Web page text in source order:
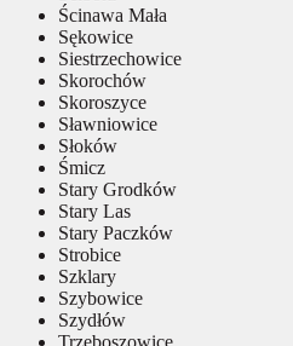
Ścinawa Mała
Sękowice
Siestrzechowice
Skorochów
Skoroszyce
Sławniowice
Słoków
Śmicz
Stary Grodków
Stary Las
Stary Paczków
Strobice
Szklary
Szybowice
Szydłów
Trzeboszowice